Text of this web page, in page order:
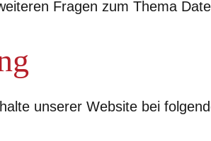
Fragen zum Thema
unserer Website bei